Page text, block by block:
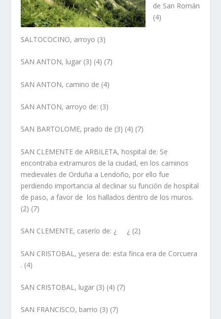
de San Román
(4)
SALTOCOCINO, arroyo (3)
SAN ANTON, lugar (3) (4) (7)
SAN ANTON, camino de (4)
SAN ANTON, arroyo de: (3)
SAN BARTOLOME, prado de (3) (4) (7)
SAN CLEMENTE de ARBILETA, hospital de: Se
encontraba extramuros de la ciudad, en los caminos
medievales de Orduña a Lendoño, por ello fue
perdiendo importancia al declinar su función de hospital
de paso, a favor de los hallados dentro de los muros.
(2) (7)
SAN CLEMENTE, caserí­o de: ¿ ¿ (2)
SAN CRISTOBAL, yesera de: esta finca era de Corcuera
. (4)
SAN CRISTOBAL, lugar (3) (4) (7)
SAN FRANCISCO, barrio (3) (7)